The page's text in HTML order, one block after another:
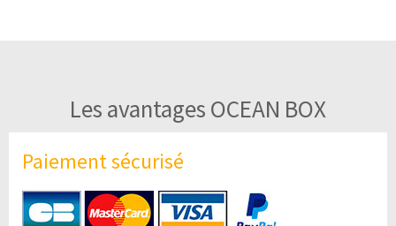
Les avantages OCEAN BOX
Paiement sécurisé